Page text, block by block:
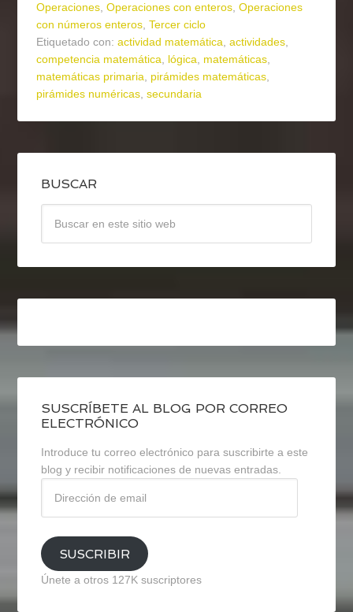
Operaciones,Operaciones con enteros,Operaciones
con números enteros,Tercer ciclo
Etiquetado con:actividad matemática,actividades,
competencia matemática, lógica, matemáticas,
matemáticas primaria, pirámides matemáticas,
pirámides numéricas,secundaria
BUSCAR
SUSCRÍBETE AL BLOG POR CORREO
ELECTRÓNICO
Introduce tu correo electrónico para suscribirte a este
blog y recibir notificaciones de nuevas entradas.
email
SUSCRIBIR
Únete a otros 127K suscriptores